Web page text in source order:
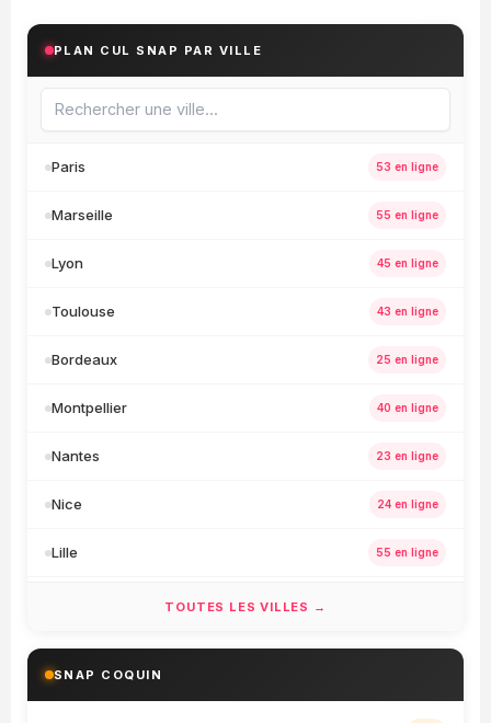
PLAN CUL SNAP PAR VILLE
Paris 53 en ligne
Marseille 55 en ligne
Lyon 45 en ligne
Toulouse 43 en ligne
Bordeaux 25 en ligne
Montpellier 40 en ligne
Nantes 23 en ligne
Nice 24 en ligne
Lille 55 en ligne
Rennes 20 en ligne
Rouen
TOUTES LES VILLES →
SNAP COQUIN